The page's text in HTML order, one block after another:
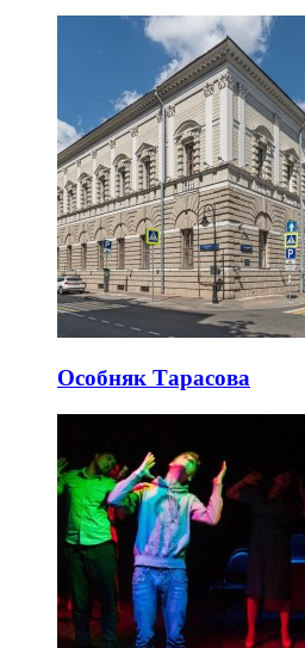
Особняк Тарасова